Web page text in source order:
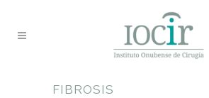
FIBROSIS